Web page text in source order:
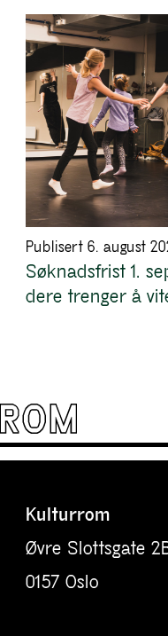
Publisert 6. august
Søknadsfrist 1.
dere trenger å
Kulturrom
Øvre Slottsgate
0157 Oslo